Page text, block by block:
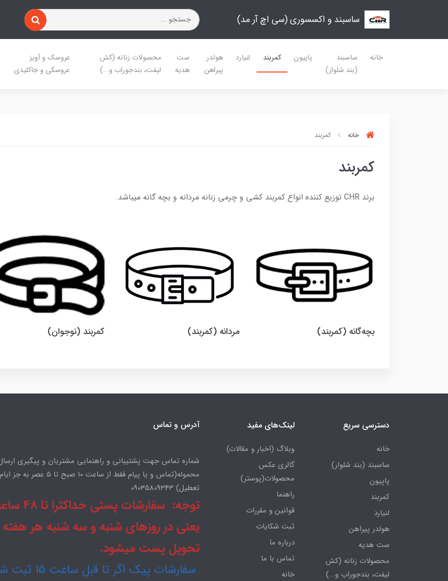
ساسبند و اکسسوری (سی اچ آر مد)
خانه
ساسبند
(بند شلوار)
پاپیون کمربند لنیارد
هولدر
پیراهن
ست
هدیه
محصولات زنانه (کش
لیفت، بندجوراب و...)
عروسک و آویز
عروسکی و جاکلیدی
خانه کمربند
کمربند
برند CHR توزیع کننده انواع کمربند کشی و چرمی زنانه مردانه و بچه گانه میباشد.
بچه‌گانه (کمربند) مردانه (کمربند) کمربند (نوجوان)
دسترسی سریع
خانه
ساسبند (بند شلوار)
پاپیون
کمربند
لنیارد
هولدر پیراهن
ست هدیه
محصولات زنانه (کش
لیفت، بندجوراب و...)
لینک‌های مفید
وبلاگ (اخبار و مقالات)
گالری عکس
محصولات(پوستر)
راهنما
قوانین و مقررات
ثبت شکایات
درباره ما
تماس با ما
خانه
آدرس و تماس
شماره تماس جهت پشتیبانی و راهنمایی مشتریان و پیگیری
محموله(تماس و یا پیام فقط از ساعت ۱۰ صبح تا ۵ عصر به جز ایام
تعطیل) 09035809343
توجه: سفارشات پستی
یعنی در روزهای شنبه و سه شنبه هر هفته
تحویل پست میشود.
سفارشات پیک اگر تا قبل